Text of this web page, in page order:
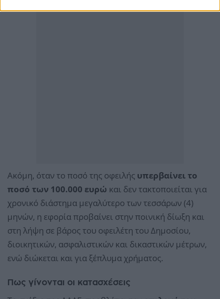
Ακόμη, όταν το ποσό της οφειλής υπερβαίνει το
ποσό των 100.000 ευρώ και δεν τακτοποιείται για
χρονικό διάστημα μεγαλύτερο των τεσσάρων (4)
μηνών, η εφορία προβαίνει στην ποινική δίωξη και
στη λήψη σε βάρος του οφειλέτη του Δημοσίου,
διοικητικών, ασφαλιστικών και δικαστικών μέτρων,
ενώ διώκεται και για ξέπλυμα χρήματος.
Πως γίνονται οι κατασχέσεις